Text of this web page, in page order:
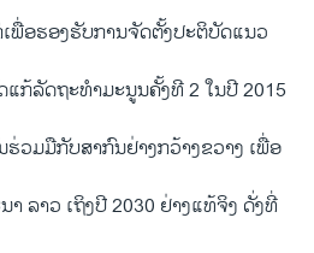
ພື່ອຮອງຮັບການຈັດຕັ້ງປະຕິບັດແນວ
ກ້ລັດຖະທຳມະນູນຄັ້ງທີ 2 ໃນປີ 2015
ວມມືກັບສາກົນຢ່າງກວ້າງຂວາງ ເພື່ອ
ລາວ ເຖິງປີ 2030 ຢ່າງແທ້ຈິງ ດັ່ງທີ່